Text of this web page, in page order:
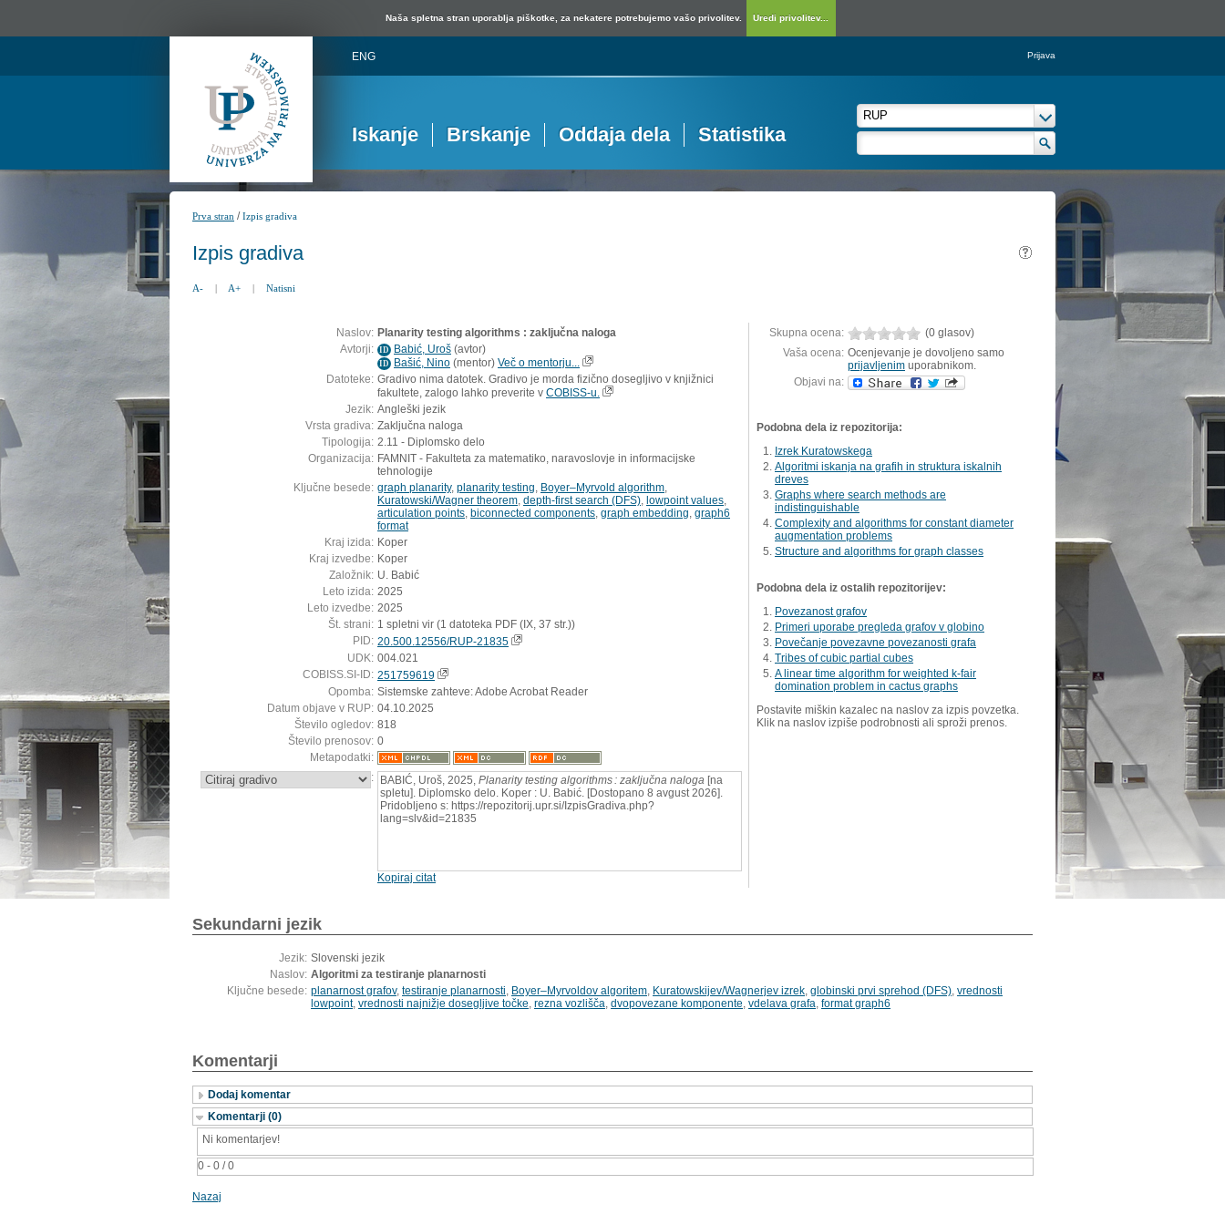
Naša spletna stran uporablja piškotke, za nekatere potrebujemo vašo privolitev. Uredi privolitev...
ENG Prijava
Iskanje Brskanje Oddaja dela Statistika
Prva stran /Izpis gradiva
Izpis gradiva
A- | A+ | Natisni
Naslov: Planarity testing algorithms : zaključna naloga
Avtorji: ID Babić, Uroš (avtor)
ID Bašić, Nino (mentor) Več o mentorju...
Datoteke: Gradivo nima datotek. Gradivo je morda fizično dosegljivo v knjižnici
fakultete, zalogo lahko preverite v COBISS-u.
Jezik: Angleški jezik
Vrsta gradiva: Zaključna naloga
Tipologija: 2.11 - Diplomsko delo
Organizacija: FAMNIT - Fakulteta za matematiko, naravoslovje in informacijske
tehnologije
Ključne besede: graph planarity, planarity testing Boyer–Myrvold algorithm
Kuratowski/Wagner theorem depth-first search (DFS) lowpoint values
articulation points biconnected components graph embedding graph6
format
Kraj izida: Koper
Kraj izvedbe: Koper
Založnik: U. Babić
Leto izida: 2025
Leto izvedbe: 2025
Št. strani: 1 spletni vir (1 datoteka PDF (IX, 37 str.))
PID: 20.500.12556/RUP-21835
UDK: 004.021
COBISS.SI-ID: 251759619
Opomba: Sistemske zahteve: Adobe Acrobat Reader
Datum objave v RUP: 04.10.2025
Število ogledov: 818
Število prenosov: 0
Metapodatki:
: BABIĆ, Uroš, 2025, Planarity testing algorithms : zaključna naloga [na
spletu]. Diplomsko delo. Koper : U. Babić. [Dostopano 8 avgust 2026].
Pridobljeno s: https://repozitorij.upr.si/IzpisGradiva.php?
lang=slv&id=21835
Kopiraj citat
Skupna ocena:
(0 glasov)
Vaša ocena: Ocenjevanje je dovoljeno samo
prijavljenim uporabnikom.
Objavi na:
Podobna dela iz repozitorija:
Izrek Kuratowskega
Algoritmi iskanja na grafih in struktura iskalnih
dreves
Graphs where search methods are
indistinguishable
Complexity and algorithms for constant diameter
augmentation problems
Structure and algorithms for graph classes
Podobna dela iz ostalih repozitorijev:
Povezanost grafov
Primeri uporabe pregleda grafov v globino
Povečanje povezavne povezanosti grafa
Tribes of cubic partial cubes
A linear time algorithm for weighted k-fair
domination problem in cactus graphs
Postavite miškin kazalec na naslov za izpis povzetka.
Klik na naslov izpiše podrobnosti ali sproži prenos.
Sekundarni jezik
Jezik: Slovenski jezik
Naslov: Algoritmi za testiranje planarnosti
Ključne besede: planarnost grafov, testiranje planarnosti, Boyer–Myrvoldov algoritem, Kuratowskijev/Wagnerjev izrek, globinski prvi sprehod (DFS), vrednosti
lowpoint, vrednosti najnižje dosegljive točke, rezna vozlišča, dvopovezane komponente, vdelava grafa, format graph6
Komentarji
Dodaj komentar
Komentarji (0)
0 - 0 / 0
Ni komentarjev!
Nazaj